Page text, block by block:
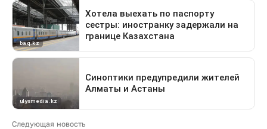
Следующая новость